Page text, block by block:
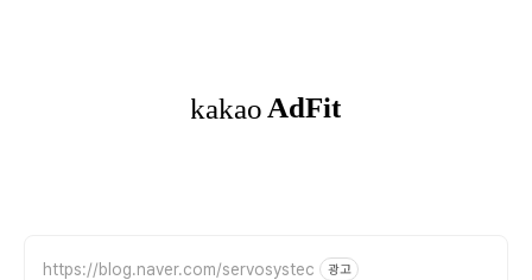
https://blog.naver.com/servosystec 광고